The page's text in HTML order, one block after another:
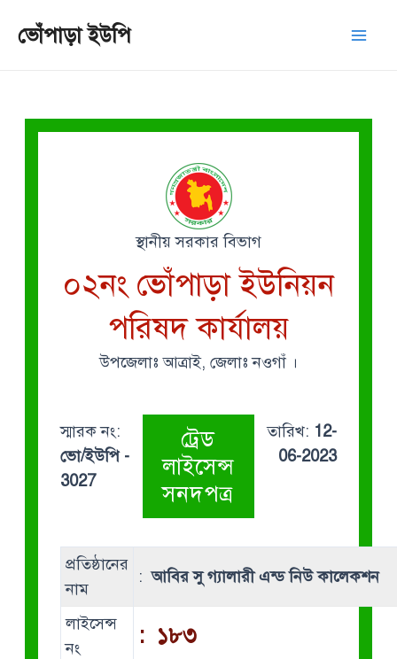
ভোঁপাড়া ইউপি
স্থানীয় সরকার বিভাগ
০২নং ভোঁপাড়া ইউনিয়ন
পরিষদ কার্যালয়
উপজেলাঃ আত্রাই, জেলাঃ নওগাঁ ।
স্মারক নং:
ভো/ইউপি -
3027
ট্রেড
লাইসেন্স
সনদপত্র
তারিখ: 12-
06-2023
প্রতিষ্ঠানের
নাম
:আবির সু গ্যালারী এন্ড নিউ কালেকশন
লাইসেন্স
নং
: ১৮৩